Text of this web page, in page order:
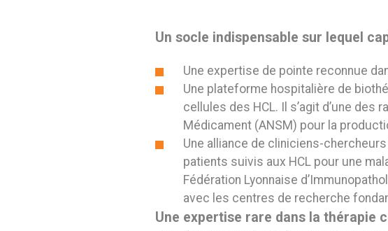
Un socle indispensable sur lequel
Une expertise de pointe reconnue
Une plateforme hospitalière de
cellules des HCL. Il s’agit d’une des
Médicament (ANSM) pour la
Une alliance de cliniciens-
patients suivis aux HCL pour une
Fédération Lyonnaise
avec les centres de recherche
Une expertise rare dans la thérapie